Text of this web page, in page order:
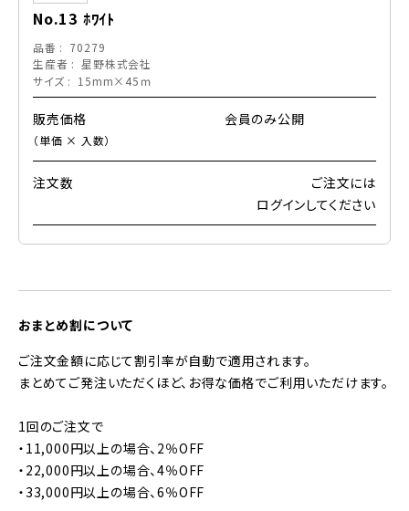
No.13 ﾎﾜｲﾄ
品番
70279
生産者
星野株式会社
サイズ
15mm×45ｍ
販売価格
（単価 × 入数）
会員のみ公開
注文数
ご注文には
ログインしてください
おまとめ割について
ご注文金額に応じて割引率が自動で適用されます。
まとめてご発注いただくほど、お得な価格でご利用いただけます。
1回のご注文で
・11,000円以上の場合、2％OFF
・22,000円以上の場合、4％OFF
・33,000円以上の場合、6％OFF